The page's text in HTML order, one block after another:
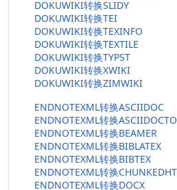
DOKUWIKI转换SLIDY
DOKUWIKI转换TEI
DOKUWIKI转换TEXINFO
DOKUWIKI转换TEXTILE
DOKUWIKI转换TYPST
DOKUWIKI转换XWIKI
DOKUWIKI转换ZIMWIKI
ENDNOTEXML转换ASCIIDOC
ENDNOTEXML转换
ENDNOTEXML转换BEAMER
ENDNOTEXML转换BIBLATEX
ENDNOTEXML转换BIBTEX
ENDNOTEXML转换
ENDNOTEXML转换DOCX